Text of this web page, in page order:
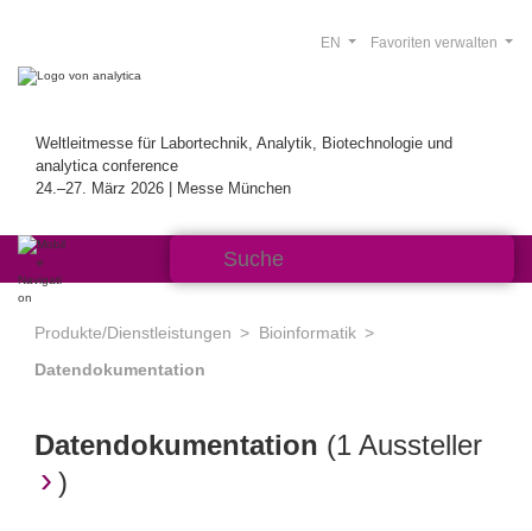
Weltleitmesse für Labortechnik, Analytik, Biotechnologie und
analytica conference
24.–27. März 2026 | Messe München
Favoriten verwalten
EN
Produkte/Dienstleistungen
Bioinformatik
Datendokumentation
Datendokumentation (1 Aussteller
)